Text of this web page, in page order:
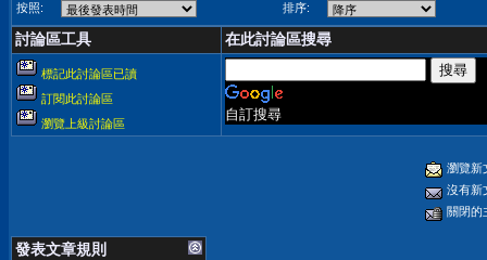
按照: 排序:
討論區工具 在此討論區搜尋
標記此討論區已讀
訂閱此討論區
瀏覽上級討論區
自訂搜尋
瀏覽新
沒有新
關閉的
發表文章規則